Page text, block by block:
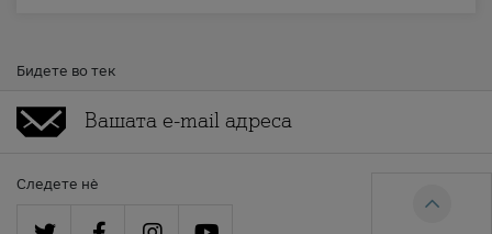
Бидете во тек
Следете нè